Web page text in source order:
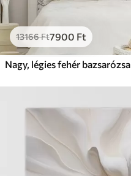
13166Ft7900 Ft
Nagy, légies fehér bazsarózsa